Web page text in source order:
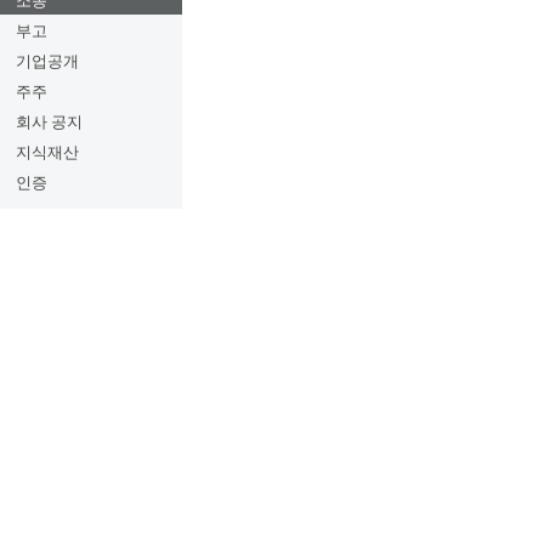
부고
기업공개
주주
회사 공지
지식재산
인증